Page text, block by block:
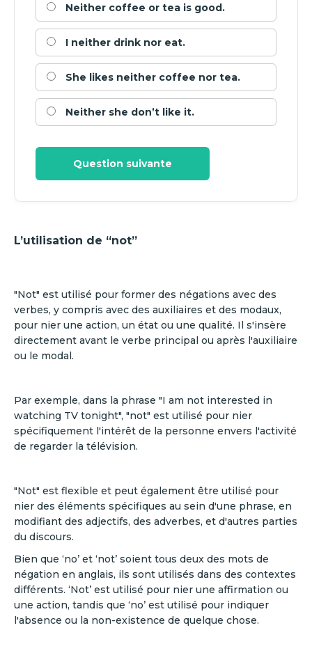
Neither coffee or tea is good.
I neither drink nor eat.
She likes neither coffee nor tea.
Neither she don’t like it.
Question suivante
L’utilisation de “not”
"Not" est utilisé pour former des négations avec des
verbes, y compris avec des auxiliaires et des modaux,
pour nier une action, un état ou une qualité. Il s'insère
directement avant le verbe principal ou après l'auxiliaire
ou le modal.
Par exemple, dans la phrase "I am not interested in
watching TV tonight", "not" est utilisé pour nier
spécifiquement l'intérêt de la personne envers l'activité
de regarder la télévision.
"Not" est flexible et peut également être utilisé pour
nier des éléments spécifiques au sein d'une phrase, en
modifiant des adjectifs, des adverbes, et d'autres parties
du discours.
Bien que ‘no’ et ‘not’ soient tous deux des mots de
négation en anglais, ils sont utilisés dans des contextes
différents. ‘Not’ est utilisé pour nier une affirmation ou
une action, tandis que ‘no’ est utilisé pour indiquer
l'absence ou la non-existence de quelque chose.